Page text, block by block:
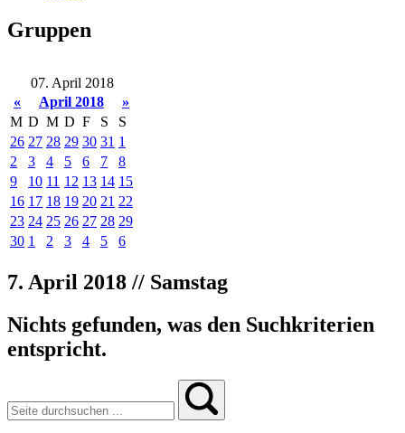
Gruppen
07. April 2018
«
April 2018
»
M D M D F S
S
26 27 28 29 30 31 1
2
3 4 5 6 7
8
9
10 11 12 13 14 15
16 17 18 19 20 21 22
23 24 25 26 27 28 29
30 1 2 3 4 5 6
7. April 2018 // Samstag
Nichts gefunden, was den Suchkriterien
entspricht.